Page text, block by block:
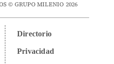
© GRUPO MILENIO 2026
Directorio
Privacidad